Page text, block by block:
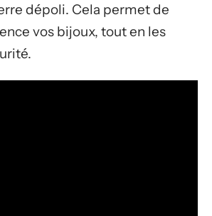
dépoli. Cela permet de
vos bijoux, tout en les